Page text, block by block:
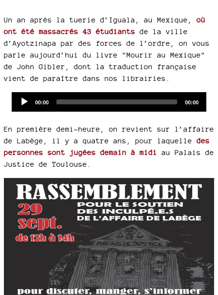
Un an après la tuerie d’Iguala, au Mexique,où
ont été massacrés 43 étudiants de la ville
d’Ayotzinapa par des forces de l’ordre, on vous
parle aujourd’hui du livre "Mourir au Mexique"
de John Gibler, dont la traduction française
vient de paraître dans nos librairies.
Current
00:00
Total
00:00
En première demi-heure, on revient sur l’affaire
de Labège, il y a quatre ans, pour laquelle des
personnes sont jugées demain à midi
au Palais de
Justice de Toulouse.